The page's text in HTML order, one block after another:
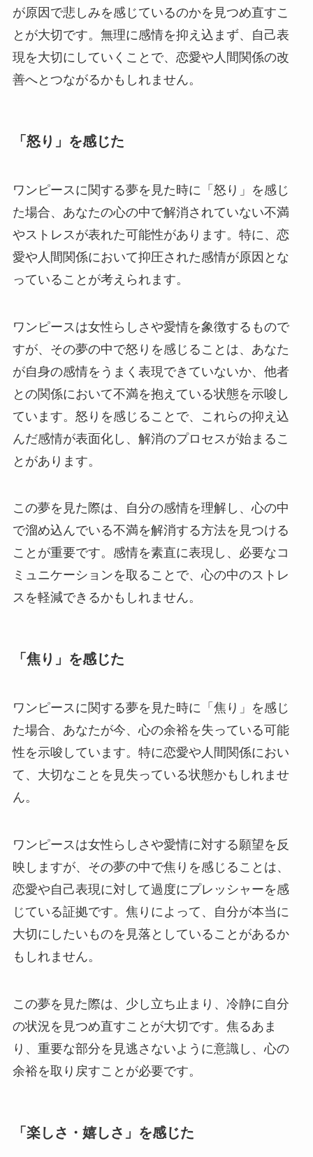
が原因で悲しみを感じているのかを見つめ直すこ
とが大切です。無理に感情を抑え込まず、自己表
現を大切にしていくことで、恋愛や人間関係の改
善へとつながるかもしれません。
「怒り」を感じた
ワンピースに関する夢を見た時に「怒り」を感じ
た場合、あなたの心の中で解消されていない不満
やストレスが表れた可能性があります。特に、恋
愛や人間関係において抑圧された感情が原因とな
っていることが考えられます。
ワンピースは女性らしさや愛情を象徴するもので
すが、その夢の中で怒りを感じることは、あなた
が自身の感情をうまく表現できていないか、他者
との関係において不満を抱えている状態を示唆し
ています。怒りを感じることで、これらの抑え込
んだ感情が表面化し、解消のプロセスが始まるこ
とがあります。
この夢を見た際は、自分の感情を理解し、心の中
で溜め込んでいる不満を解消する方法を見つける
ことが重要です。感情を素直に表現し、必要なコ
ミュニケーションを取ることで、心の中のストレ
スを軽減できるかもしれません。
「焦り」を感じた
ワンピースに関する夢を見た時に「焦り」を感じ
た場合、あなたが今、心の余裕を失っている可能
性を示唆しています。特に恋愛や人間関係におい
て、大切なことを見失っている状態かもしれませ
ん。
ワンピースは女性らしさや愛情に対する願望を反
映しますが、その夢の中で焦りを感じることは、
恋愛や自己表現に対して過度にプレッシャーを感
じている証拠です。焦りによって、自分が本当に
大切にしたいものを見落としていることがあるか
もしれません。
この夢を見た際は、少し立ち止まり、冷静に自分
の状況を見つめ直すことが大切です。焦るあま
り、重要な部分を見逃さないように意識し、心の
余裕を取り戻すことが必要です。
「楽しさ・嬉しさ」を感じた